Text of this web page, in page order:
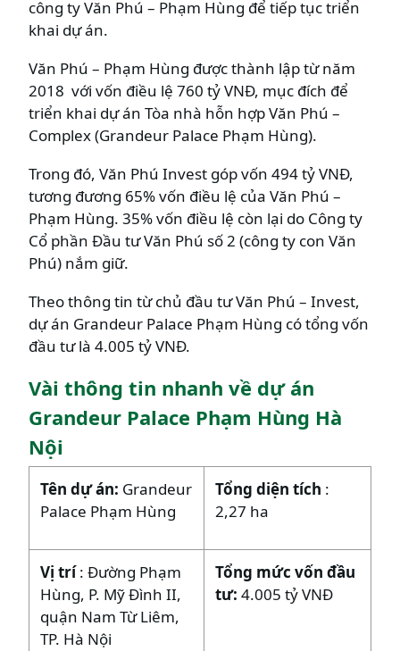
công ty Văn Phú – Phạm Hùng để tiếp tục triển
khai dự án.
Văn Phú – Phạm Hùng được thành lập từ năm
2018 với vốn điều lệ 760 tỷ VNĐ, mục đích để
triển khai dự án Tòa nhà hỗn hợp Văn Phú –
Complex (Grandeur Palace Phạm Hùng).
Trong đó, Văn Phú Invest góp vốn 494 tỷ VNĐ,
tương đương 65% vốn điều lệ của Văn Phú –
Phạm Hùng. 35% vốn điều lệ còn lại do Công ty
Cổ phần Đầu tư Văn Phú số 2 (công ty con Văn
Phú) nắm giữ.
Theo thông tin từ chủ đầu tư Văn Phú – Invest,
dự án Grandeur Palace Phạm Hùng có tổng vốn
đầu tư là 4.005 tỷ VNĐ.
Vài thông tin nhanh về dự án
Grandeur Palace Phạm Hùng Hà
Nội
Tên dự án: Grandeur
Palace Phạm Hùng
Tổng diện tích :
2,27 ha
Vị trí: Đường Phạm
Hùng, P. Mỹ Đình II,
quận Nam Từ Liêm,
TP. Hà Nội
Tổng mức vốn đầu
tư: 4.005 tỷ VNĐ